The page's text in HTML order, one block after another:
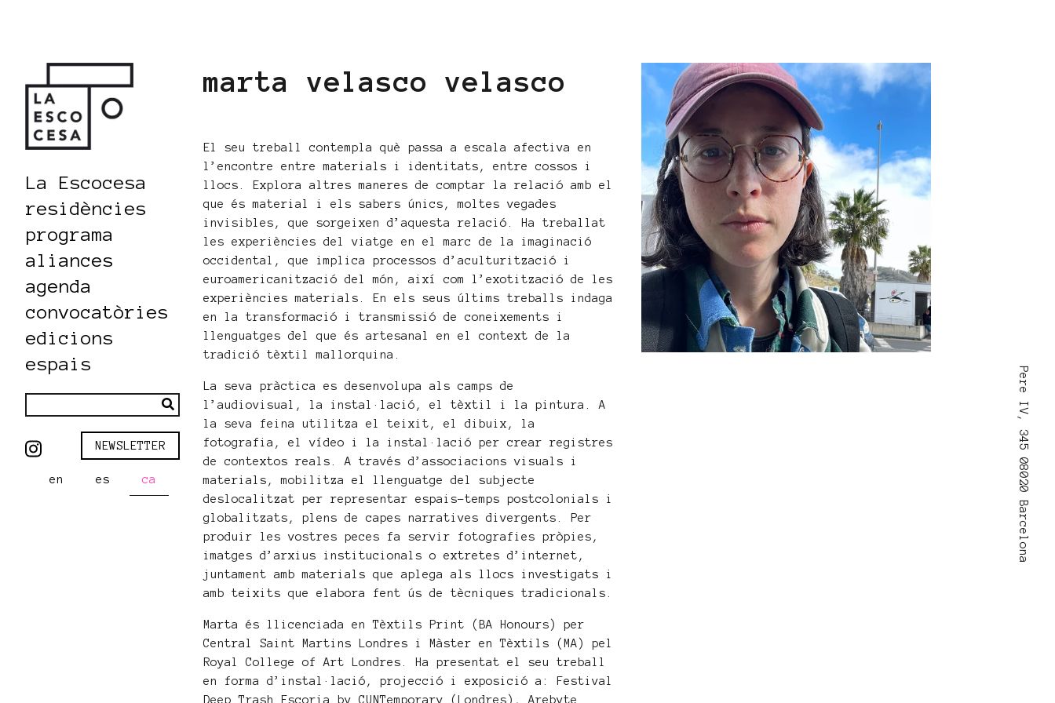
Pere IV, 345 08020 Barcelona
La Escocesa
residències
programa
aliances
agenda
convocatòries
edicions
espais
NEWSLETTER
en es ca
marta velasco velasco
El seu treball contempla què passa a escala afectiva en
l’encontre entre materials i identitats, entre cossos i
llocs. Explora altres maneres de comptar la relació amb el
que és material i els sabers únics, moltes vegades
invisibles, que sorgeixen d’aquesta relació. Ha treballat
les experiències del viatge en el marc de la imaginació
occidental, que implica processos d’aculturització i
euroamericanització del món, així com l’exotització de les
experiències materials. En els seus últims treballs indaga
en la transformació i transmissió de coneixements i
llenguatges del que és artesanal en el context de la
tradició tèxtil mallorquina.
La seva pràctica es desenvolupa als camps de
l’audiovisual, la instal·lació, el tèxtil i la pintura. A
la seva feina utilitza el teixit, el dibuix, la
fotografia, el vídeo i la instal·lació per crear registres
de contextos reals. A través d’associacions visuals i
materials, mobilitza el llenguatge del subjecte
deslocalitzat per representar espais-temps postcolonials i
globalitzats, plens de capes narratives divergents. Per
produir les vostres peces fa servir fotografies pròpies,
imatges d’arxius institucionals o extretes d’internet,
juntament amb materials que aplega als llocs investigats i
amb teixits que elabora fent ús de tècniques tradicionals.
Marta és llicenciada en Tèxtils Print (BA Honours) per
Central Saint Martins Londres i Màster en Tèxtils (MA) pel
Royal College of Art Londres. Ha presentat el seu treball
en forma d’instal·lació, projecció i exposició a: Festival
Deep Trash Escoria by CUNTemporary (Londres), Arebyte